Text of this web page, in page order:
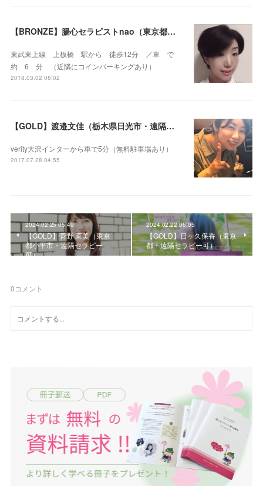
【BRONZE】腸心セラピストnao（東京都練馬区）
東武東上線 上板橋 駅から 徒歩12分 ／車 で
約 6 分 （近隣にコインパーキングあり）
2018.03.02 08:02
【GOLD】渡邉文佳（栃木県日光市・遠隔セラピー可）
verity大沢インターから車で5分（無料駐車場あり）
2017.07.28 04:55
2024.02.25 05:49
【GOLD】菅野 直美（東京
都小平市・遠隔セラピー
可）
2024.02.22 06:05
【GOLD】日ヶ久保香（東京
都・遠隔セラピー可）
0コメント